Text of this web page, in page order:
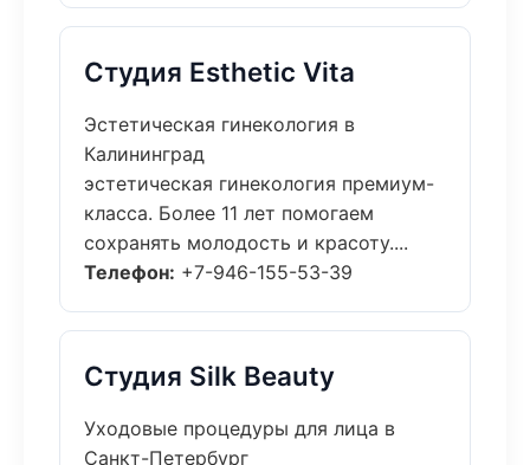
Студия Esthetic Vita
Эстетическая гинекология в
Калининград
эстетическая гинекология премиум-
класса. Более 11 лет помогаем
сохранять молодость и красоту....
Телефон: +7-946-155-53-39
Студия Silk Beauty
Уходовые процедуры для лица в
Санкт-Петербург